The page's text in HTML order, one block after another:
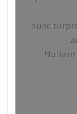
nunc
Nullam